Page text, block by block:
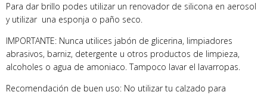
Para dar brillo podes utilizar un renovador de silicona en aerosol
y utilizar una esponja o paño seco.
IMPORTANTE: Nunca utilices jabón de glicerina, limpiadores
abrasivos, barniz, detergente u otros productos de limpieza,
alcoholes o agua de amoniaco. Tampoco lavar el lavarropas.
Recomendación de buen uso: No utilizar tu calzado para